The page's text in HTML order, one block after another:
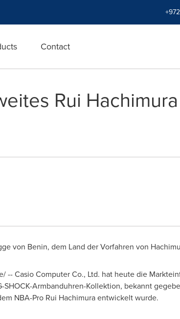
Contact
Rui
von Benin, dem Land der Vorfahren von
-- Casio Computer Co., Ltd. hat heute die
Armbanduhren-Kollektion, bekannt
NBA-Pro Rui Hachimura entwickelt wurde.